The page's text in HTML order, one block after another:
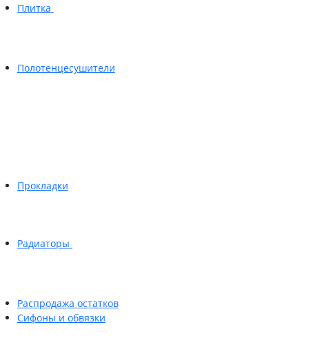
Плитка
Полотенцесушители
Прокладки
Радиаторы
Распродажа остатков
Сифоны и обвязки